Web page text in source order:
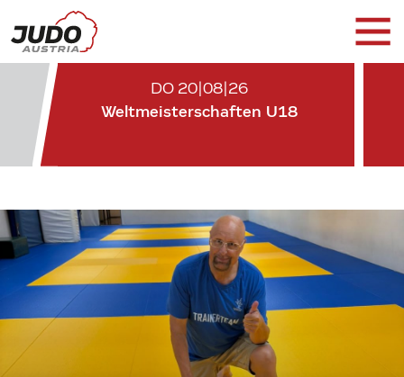
DO 20|08|26
Weltmeisterschaften U18